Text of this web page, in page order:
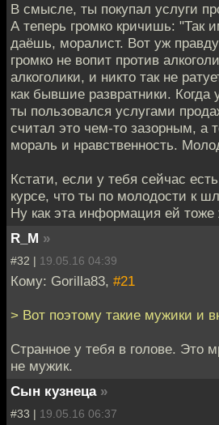
В смысле, ты покупал услуги
А теперь громко кричишь: "Так
даёшь, моралист. Вот уж правду
громко не вопит против
алкоголики, и никто так не
как бывшие развратники. Когда
ты пользовался услугами
считал это чем-то зазорным, а
мораль и нравственность.
Кстати, если у тебя сейчас
курсе, что ты по молодости к
Ну как эта информация ей тоже
R_M »
#32 | 19.05.16 04:39
Кому: Gorilla83, #21
> Вот поэтому такие мужики и
Странное у тебя в голове. Это
не мужик.
Сын кузнеца »
#33 | 19.05.16 06:37